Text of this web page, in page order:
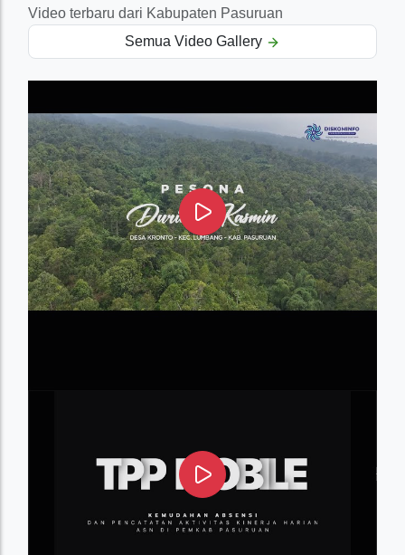
Video terbaru dari Kabupaten Pasuruan
Semua Video Gallery